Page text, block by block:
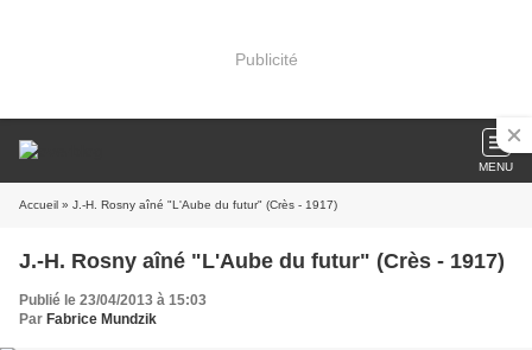
Publicité
MENU
Accueil » J.-H. Rosny aîné "L'Aube du futur" (Crès - 1917)
J.-H. Rosny aîné "L'Aube du futur" (Crès - 1917)
Publié le 23/04/2013 à 15:03
Par Fabrice Mundzik